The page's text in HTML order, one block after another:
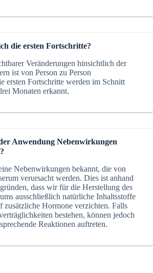
die ersten Fortschritte?
Veränderungen hinsichtlich der
ist von Person zu Person
ersten Fortschritte werden im Schnitt
Monaten erkannt.
Anwendung Nebenwirkungen
Nebenwirkungen bekannt, die von
verursacht werden. Dies ist anhand
dass wir für die Herstellung des
ausschließlich natürliche Inhaltsstoffe
zusätzliche Hormone verzichten. Falls
bestehen, können jedoch
Reaktionen auftreten.